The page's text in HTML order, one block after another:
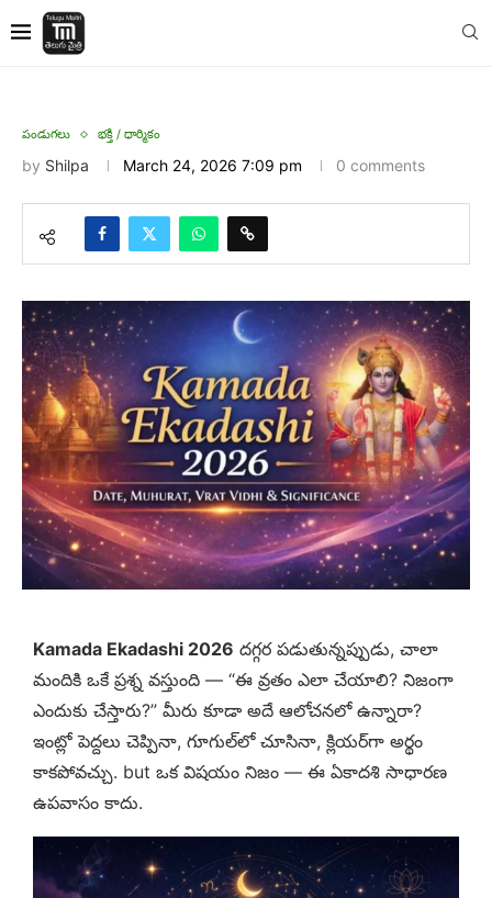
పండుగలు భక్తి / ధార్మికం
by Shilpa March 24, 2026 7:09 pm 0 comments
Kamada Ekadashi 2026 దగ్గర పడుతున్నప్పుడు, చాలా
మందికి ఒకే ప్రశ్న వస్తుంది — “ఈ వ్రతం ఎలా చేయాలి? నిజంగా
ఎందుకు చేస్తారు?” మీరు కూడా అదే ఆలోచనలో ఉన్నారా?
ఇంట్లో పెద్దలు చెప్పినా, గూగుల్‌లో చూసినా, క్లియర్‌గా అర్థం
కాకపోవచ్చు. but ఒక విషయం నిజం — ఈ ఏకాదశి సాధారణ
ఉపవాసం కాదు.